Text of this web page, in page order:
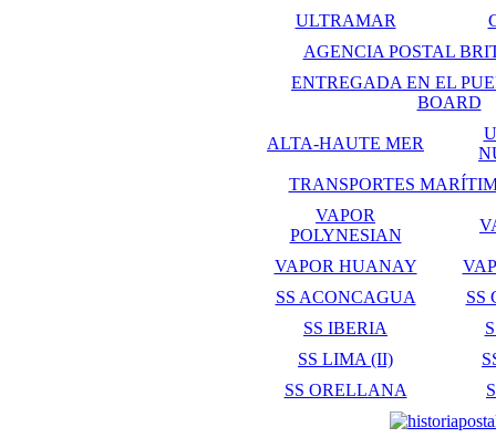
ULTRAMAR
AGENCIA POSTAL
ENTREGADA EN EL
BOARD
ALTA-HAUTE MER
TRANSPORTES
VAPOR
POLYNESIAN
VAPOR HUANAY
SS ACONCAGUA
SS
SS IBERIA
SS LIMA (II)
SS ORELLANA